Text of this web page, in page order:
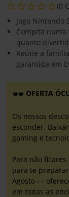
(0
Jogo Nintendo
Compita
quanto
Reúne a
garantida em
OFERTA
Os nossos
esconder.
gaming e
Para não
para te
Agosto —
em todas as